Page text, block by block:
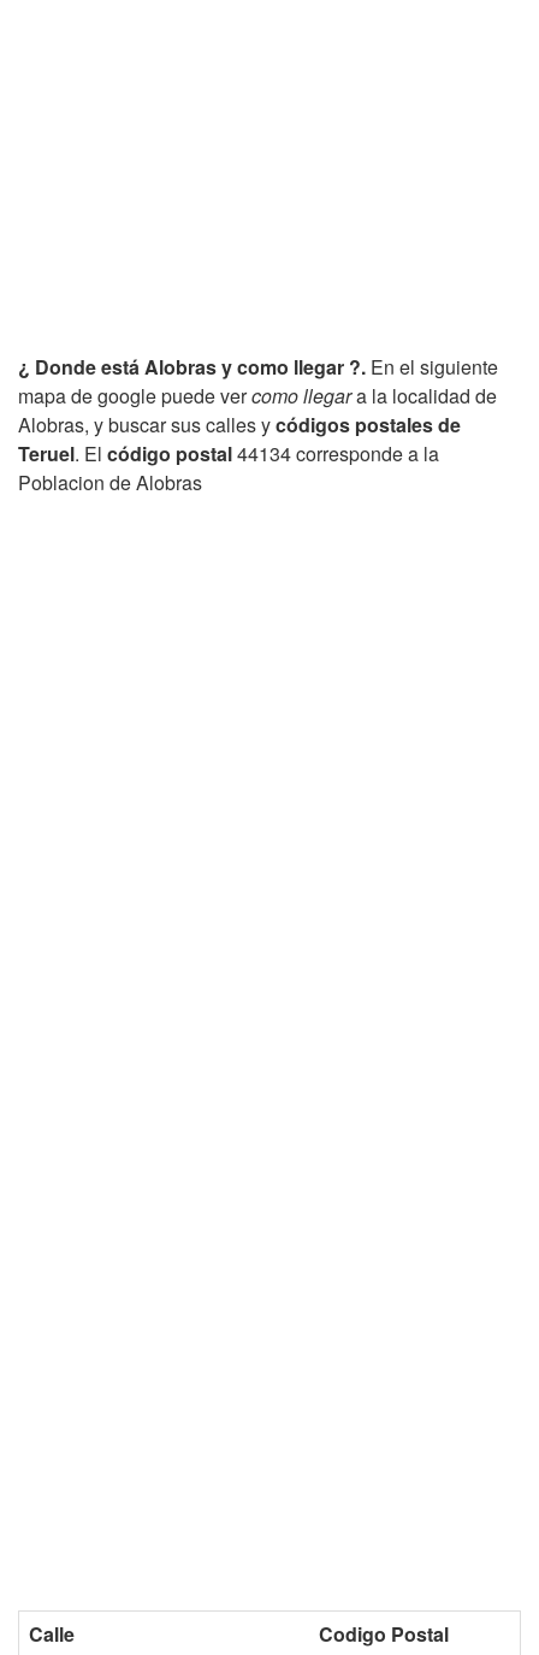
¿ Donde está Alobras y como llegar ?. En el siguiente
mapa de google puede vercomo llegara la localidad de
Alobras, y buscar sus calles ycódigos postales de
Teruel. El código postal44134 corresponde a la
Poblacion de Alobras
Calle Codigo Postal